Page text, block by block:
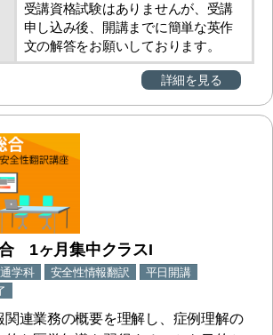
受講資格試験はありませんが、受講
申し込み後、開講までに簡単な英作
文の解答をお願いしております。
詳細を見る
1ヶ月集中クラスI
通学科 安全性情報翻訳
平日開講
関連業務の概要を理解し、症例理解の